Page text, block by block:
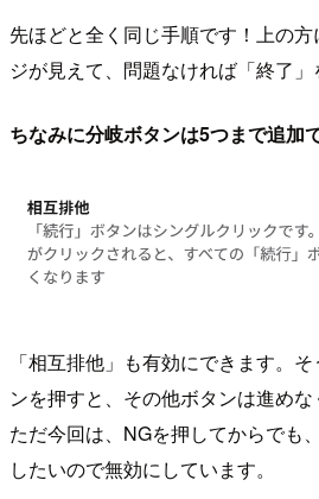
先ほどと全く同じ手順です！上の
ジが見えて、問題なければ「終了」
ちなみに分岐ボタンは5つまで追加
「相互排他」も有効にできます。
ンを押すと、その他ボタンは進めな
ただ今回は、NGを押してからでも
したいので無効にしています。